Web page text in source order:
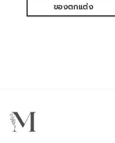
ของตกแต่ง